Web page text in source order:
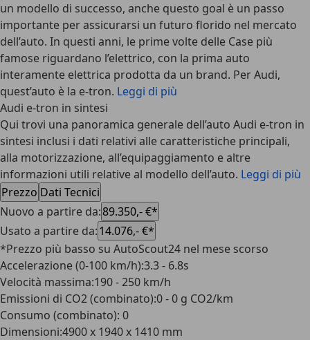
un modello di successo, anche questo goal è un passo
importante per assicurarsi un futuro florido nel mercato
dell’auto. In questi anni, le prime volte delle Case più
famose riguardano l’elettrico, con la prima auto
interamente elettrica prodotta da un brand. Per Audi,
quest’auto è la e-tron. Leggi di più
Audi e-tron in sintesi
Qui trovi una panoramica generale dell’auto Audi e-tron in
sintesi inclusi i dati relativi alle caratteristiche principali,
alla motorizzazione, all’equipaggiamento e altre
informazioni utili relative al modello dell’auto. Leggi di più
Prezzo Dati Tecnici
Nuovo a partire da:89.350,- €*
Usato a partire da:14.076,- €*
*Prezzo più basso su AutoScout24 nel mese scorso
Accelerazione (0-100 km/h):3.3 - 6.8s
Velocità massima:190 - 250 km/h
Emissioni di CO2 (combinato):0 - 0 g CO2/km
Consumo (combinato): 0
Dimensioni:4900 x 1940 x 1410 mm